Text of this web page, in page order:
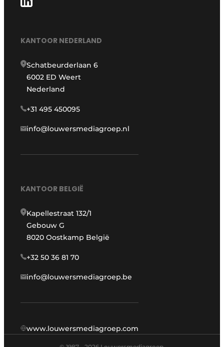
KANTOOR NEDERLAND
Schatbeurderlaan 6
6002 ED Weert
Nederland
+31 495 450095
info@louwersmediagroep.nl
KANTOOR BELGIË
Kapellestraat 132/1
Gebouw G
8020 Oostkamp België
+32 50 36 81 70
info@louwersmediagroep.be
www.louwersmediagroep.com